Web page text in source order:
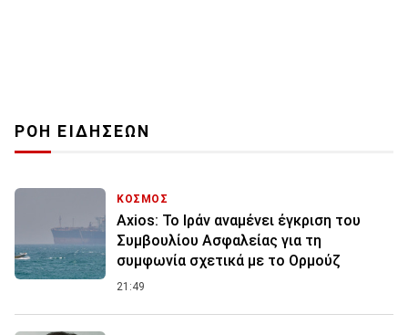
ΡΟΗ ΕΙΔΗΣΕΩΝ
ΚΟΣΜΟΣ
Axios: Το Ιράν αναμένει έγκριση του
Συμβουλίου Ασφαλείας για τη
συμφωνία σχετικά με το Ορμούζ
21:49